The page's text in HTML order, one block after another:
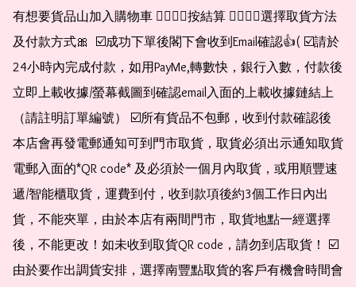
有想要貨品山加入購物車 👉🏻👉🏻按結算 👉🏻👉🏻選擇取貨方法
及付款方式🎀  ☑️成功下單後閣下會收到Email確認👍( ☑️請於
24小時內完成付款，如用PayMe,轉數快，銀行入數，付款後
立即上載收據/螢幕截圖到確認email入面的上載收據鏈結上
（請註明訂單編號） ☑️所有貨品不包郵，收到付款確認後
本店會再發電郵通知可到門市取貨，取貨必須出示通知取貨
電郵入面的*QR code* 及必須於一個月內取貨，或用順豐速
遞/智能櫃取貨，運費到付，收到款項後約3個工作日內出
貨，不能夾單，由於本店有兩間門市，取貨地點一經選擇
後，不能更改！如未收到取貨QR code，請勿到店取貨！ ☑️
由於要作出調貨安排，選擇南豐點取貨的客戶有機會時間會